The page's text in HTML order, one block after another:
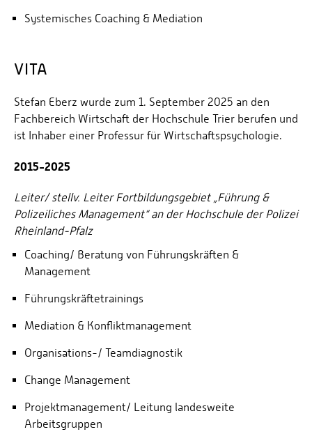
Systemisches Coaching & Mediation
VITA
Stefan Eberz wurde zum 1. September 2025 an den
Fachbereich Wirtschaft der Hochschule Trier berufen und
ist Inhaber einer Professur für Wirtschaftspsychologie.
2015-2025
Leiter/ stellv. Leiter Fortbildungsgebiet „Führung &
Polizeiliches Management“ an der Hochschule der Polizei
Rheinland-Pfalz
Coaching/ Beratung von Führungskräften &
Management
Führungskräftetrainings
Mediation & Konfliktmanagement
Organisations-/ Teamdiagnostik
Change Management
Projektmanagement/ Leitung landesweite
Arbeitsgruppen